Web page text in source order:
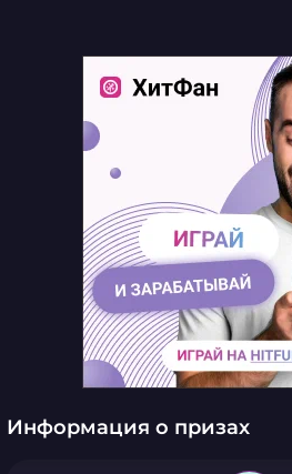
Информация о призах